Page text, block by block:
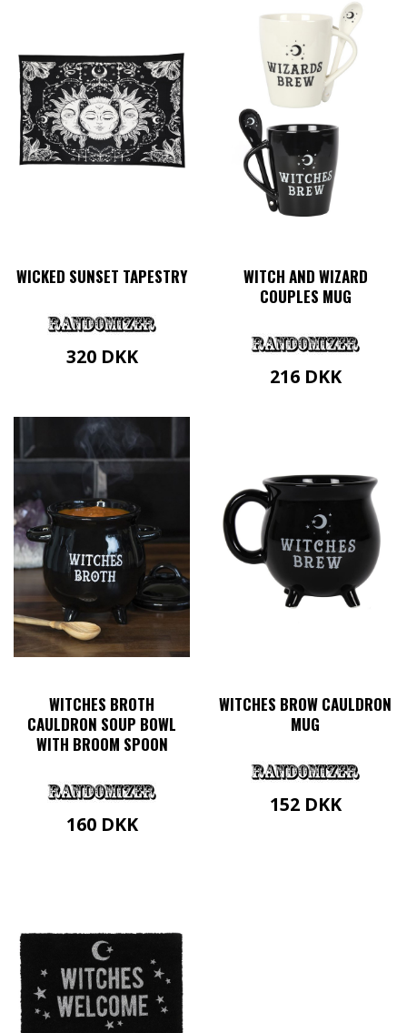
WICKED SUNSET TAPESTRY
320 DKK
WITCH AND WIZARD
COUPLES MUG
216 DKK
WITCHES BROTH
CAULDRON SOUP BOWL
WITH BROOM SPOON
160 DKK
WITCHES BROW CAULDRON
MUG
152 DKK